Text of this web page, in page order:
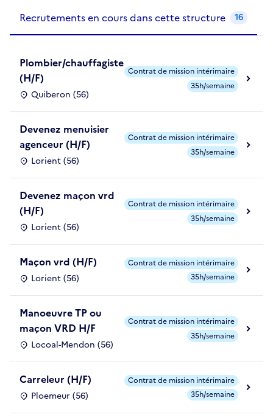
Recrutements en cours dans cette structure 16
Plombier/chauffagiste
(H/F)
Quiberon (56)
Contrat de mission intérimaire
35h/semaine
Devenez menuisier
agenceur (H/F)
Lorient (56)
Contrat de mission intérimaire
35h/semaine
Devenez maçon vrd
(H/F)
Lorient (56)
Contrat de mission intérimaire
35h/semaine
Maçon vrd (H/F)
Lorient (56)
Contrat de mission intérimaire
35h/semaine
Manoeuvre TP ou
maçon VRD H/F
Locoal-Mendon (56)
Contrat de mission intérimaire
35h/semaine
Carreleur (H/F)
Ploemeur (56)
Contrat de mission intérimaire
35h/semaine